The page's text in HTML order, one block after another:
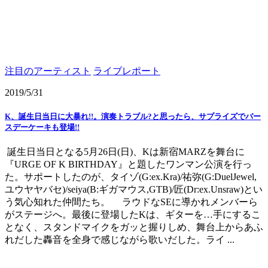
注目のアーティスト ライブレポート
2019/5/31
K、誕生日当日に大暴れ!!。演奏トラブル?と思ったら、サプライズでバー
スデーケーキも登場!!
誕生日当日となる5月26日(日)、Kは新宿MARZを舞台に
『URGE OF K BIRTHDAY』と題したワンマン公演を行っ
た。サポートしたのが、タイゾ(G:ex.Kra)/祐弥(G:DuelJewel,
ユウヤヤバセ)/seiya(B:ギガマウス,GTB)/匠(Dr:ex.Unsraw)とい
う気心知れた仲間たち。 ラウドなSEに導かれメンバーら
がステージへ。最後に登場したKは、ギターを…手にするこ
となく、スタンドマイクをガッと握りしめ、舞台上からあふ
れだした轟音を全身で感じながら歌いだした。ライ ...